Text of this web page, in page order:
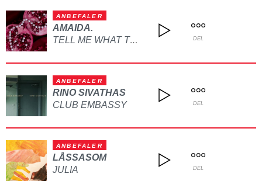
ANBEFALER
AMAIDA.
TELL ME WHAT TO DO DEL
ANBEFALER
RINO SIVATHAS
CLUB EMBASSY
DEL
ANBEFALER
LÅSSASOM
JULIA
DEL